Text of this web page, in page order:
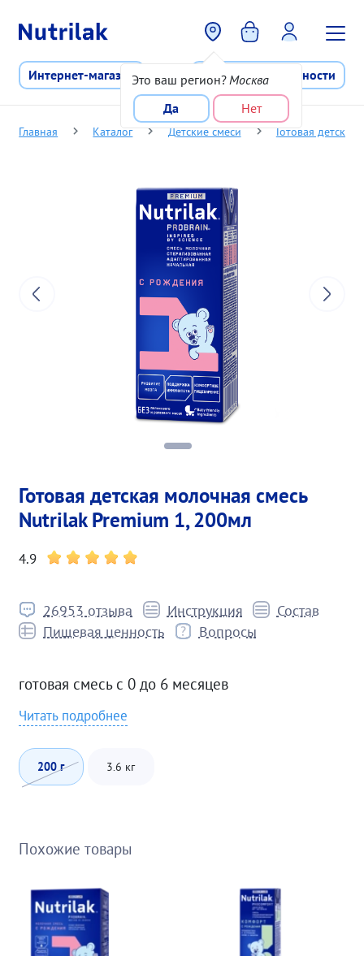
Это ваш регион? Москва
Да
Нет
Интернет-магазин Программа лояльности
Главная Каталог Детские смеси Готовая
Готовая детская молочная смесь
Nutrilak Premium 1, 200мл
4.9
26953 отзыва Инструкция
Состав
Пищевая ценность
Вопросы
готовая смесь с 0 до 6 месяцев
Читать подробнее
200 г 3.6 кг
Похожие товары